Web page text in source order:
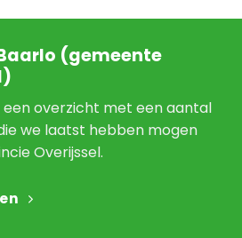
(gemeente
overzicht met een aantal
we laatst hebben mogen
Overijssel.